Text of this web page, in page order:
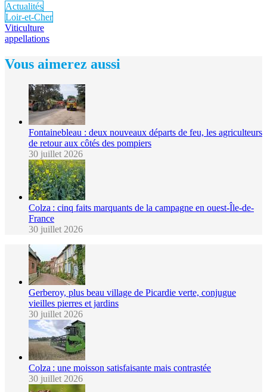
Actualités
Loir-et-Cher
Viticulture
appellations
Vous aimerez aussi
Fontainebleau : deux nouveaux départs de feu, les agriculteurs
de retour aux côtés des pompiers
30 juillet 2026
Colza : cinq faits marquants de la campagne en ouest-Île-de-
France
30 juillet 2026
Gerberoy, plus beau village de Picardie verte, conjugue
vieilles pierres et jardins
30 juillet 2026
Colza : une moisson satisfaisante mais contrastée
30 juillet 2026